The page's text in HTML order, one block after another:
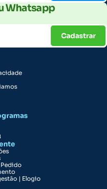
Whatsapp
Cadastrar
| Elogio